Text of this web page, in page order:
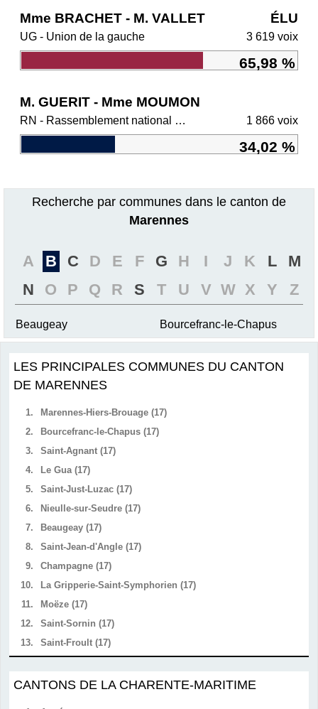
Mme BRACHET - M. VALLET ÉLU
UG - Union de la gauche 3 619 voix
65,98 %
M. GUERIT - Mme MOUMON
RN - Rassemblement national et ses alliés 1 866 voix
34,02 %
Recherche par communes dans le canton de
Marennes
A B C D E F G H I J K L
M
N
O P Q R S T U V W X Y Z
Beaugeay Bourcefranc-le-Chapus
LES PRINCIPALES COMMUNES DU CANTON
DE MARENNES
1.
Marennes-Hiers-Brouage (17)
2.
Bourcefranc-le-Chapus (17)
3.
Saint-Agnant (17)
4.
Le Gua (17)
5.
Saint-Just-Luzac (17)
6.
Nieulle-sur-Seudre (17)
7.
Beaugeay (17)
8.
Saint-Jean-d'Angle (17)
9.
Champagne (17)
10.
La Gripperie-Saint-Symphorien (17)
11.
Moëze (17)
12.
Saint-Sornin (17)
13.
Saint-Froult (17)
CANTONS DE LA CHARENTE-MARITIME